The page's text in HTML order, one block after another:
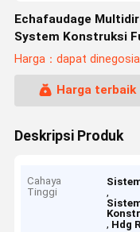
Echafaudage
System Konstruksi
Harga：dapat
Harga terbaik
Deskripsi Produk
Cahaya
Tinggi
,
, Hdg